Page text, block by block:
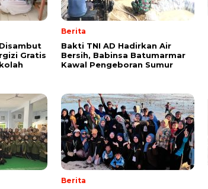
Gratis
Berita
Bakti TNI AD Hadirkan Air
Bersih, Babinsa Batumarmar
Kawal Pengeboran Sumur
Berita